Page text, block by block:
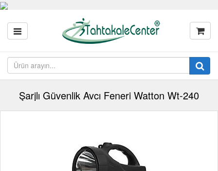
Şarjlı Güvenlik Avcı Feneri Watton Wt-240